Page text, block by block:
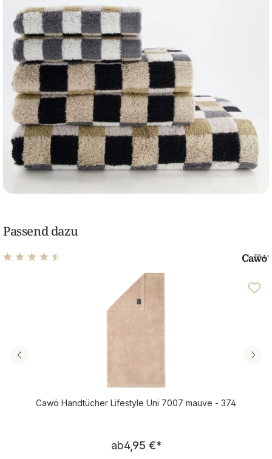
Passend dazu
Durchschnittliche Bewertung von 4.57 von 5 Sternen
Cawö Handtücher Lifestyle Uni 7007 mauve - 374
Regulärer Preis:
ab4,95 €*